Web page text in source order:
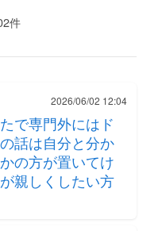
件
2026/06/02 12:04
で専門外にはド
話は自分と分か
の方が置いてけ
親しくしたい方